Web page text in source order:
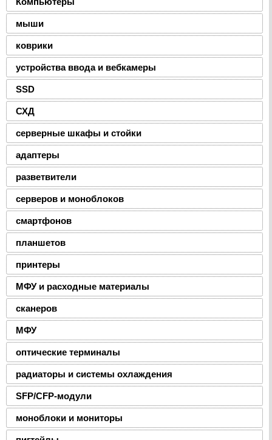
мыши
коврики
устройства ввода и вебкамеры
SSD
СХД
серверные шкафы и стойки
адаптеры
разветвители
серверов и моноблоков
смартфонов
планшетов
принтеры
МФУ и расходные материалы
сканеров
МФУ
оптические терминалы
радиаторы и системы охлаждения
SFP/CFP-модули
моноблоки и мониторы